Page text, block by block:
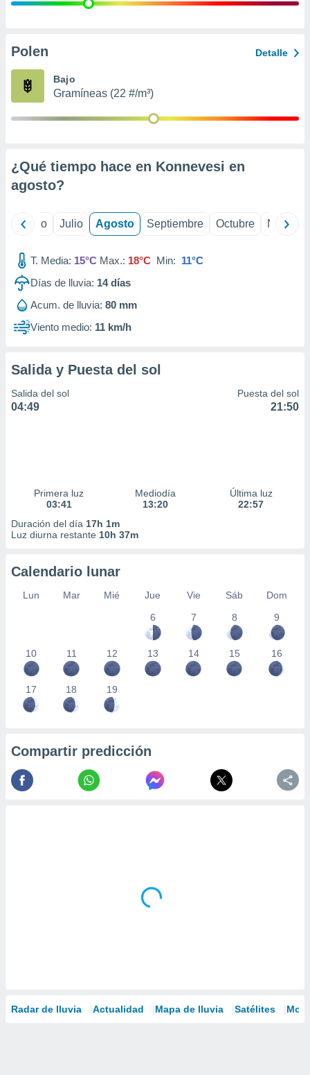
publicidad
de
Polen Detalle
Bajo
Gramíneas (22 #/m³)
¿Qué tiempo hace en Konnevesi en
agosto?
Junio Julio Agosto Septiembre Octubre
T. Media: 15°C Max.: 18°C Min: 11°C
Días de lluvia: 14días
Acum. de lluvia: 80 mm
Viento medio: 11 km/h
Salida y Puesta del sol
Salida del sol
04:49
Puesta del sol
21:50
Primera luz
03:41
Mediodía
13:20
Última luz
22:57
Duración del día 17h 1m
Luz diurna restante 10h 37m
Calendario lunar
Lun Mar Mié Jue Vie Sáb
Dom
6
7 8 9
10 11 12 13 14 15 16
17 18 19
Compartir predicción
Radar de lluvia Actualidad Mapa de lluvia Satélites